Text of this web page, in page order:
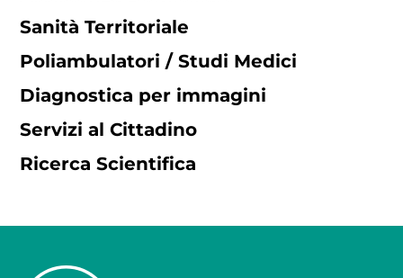
Sanità Territoriale
Poliambulatori / Studi Medici
Diagnostica per immagini
Servizi al Cittadino
Ricerca Scientifica